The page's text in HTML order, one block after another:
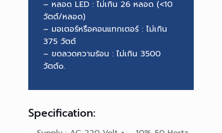
– หลอด LED : ไม่เกิน 26 หลอด (<10
วัตต์/หลอด)
– มอเตอร์หรือคอนแทกเตอร์ : ไม่เกิน
375 วัตต์
– ขดลวดความร้อน : ไม่เกิน 3500
วัตต์o.
Specification: